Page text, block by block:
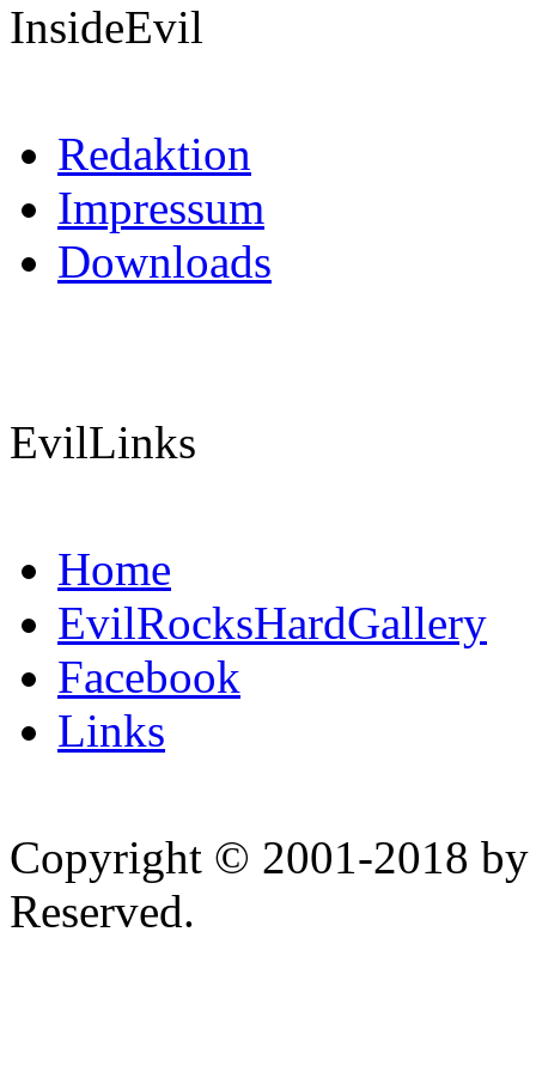
InsideEvil
Redaktion
Impressum
Downloads
EvilLinks
Home
EvilRocksHardGallery
Facebook
Links
Copyright © 2001-2018
Reserved.